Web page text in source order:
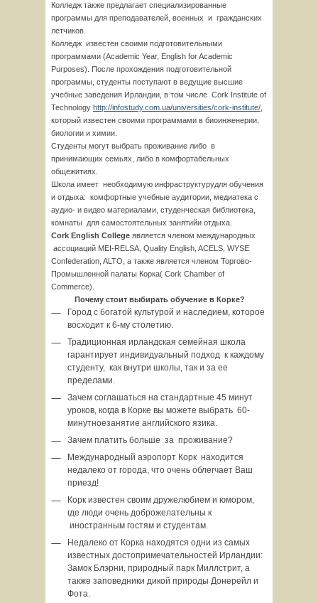
Колледж также предлагает специализированные
программы для преподавателей, военных и гражданских
летчиков.
Колледж известен своими подготовительными
программами (Academic Year, English for Academic
Purposes). После прохождения подготовительной
программы, студенты поступают в ведущие высшие
учебные заведения Ирландии, в том числе Cork Institute of
Technology http://infostudy.com.ua/universities/cork-institute/,
который известен своими программами в биоинженерии,
биологии и химии.
Студенты могут выбрать проживание либо в
принимающих семьях, либо в комфортабельных
общежитиях.
Школа имеет необходимую инфраструктурудля обучения
и отдыха: комфортные учебные аудитории, медиатека с
аудио- и видео материалами, студенческая библиотека,
комнаты для самостоятельных занятийи отдыха.
Cork English College является членом международных
ассоциаций MEI-RELSA, Quality English, ACELS, WYSE
Confederation, ALTO, а также является членом Торгово-
Промышленной палаты Корка( Cork Chamber of
Commerce).
Почему стоит выбирать обучение в Корке?
Город с богатой культурой и наследием, которое
восходит к 6-му столетию.
Традиционная ирландская семейная школа
гарантирует индивидуальный подход к каждому
студенту, как внутри школы, так и за ее
пределами.
Зачем соглашаться на стандартные 45 минут
уроков, когда в Корке вы можете выбрать 60-
минутноезанятие английского язика.
Зачем платить больше за проживание?
Международный аэропорт Корк находится
недалеко от города, что очень облегчает Ваш
приезд!
Корк известен своим дружелюбием и юмором,
где люди очень доброжелательны к
иностранным гостям и студентам.
Недалеко от Корка находятся одни из самых
известных достопримечательностей Ирландии:
Замок Блэрни, природный парк Миллстрит, а
также заповедники дикой природы Донерейл и
Фота.